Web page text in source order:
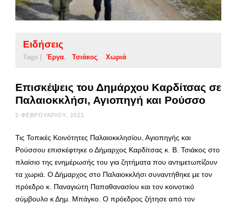
Ειδήσεις
Tags | Έργα Τσιάκος Χωριά
Επισκέψεις του Δημάρχου Καρδίτσας σε
Παλαιοκκλήσι, Αγιοπηγή και Ρούσσο
5 ΦΕΒΡΟΥΑΡΊΟΥ, 2021
Τις Τοπικές Κοινότητες Παλαιοκκλησίου, Αγιοπηγής και
Ρούσσου επισκέφτηκε ο Δήμαρχος Καρδίτσας κ. Β. Τσιάκος στο
πλαίσιο της ενημέρωσής του για ζητήματα που αντιμετωπίζουν
τα χωριά. Ο Δήμαρχος στο Παλαιοκκλήσι συναντήθηκε με τον
πρόεδρο κ. Παναγιώτη Παπαθανασίου και τον κοινοτικό
σύμβουλο κ Δημ. Μπάγκο. Ο πρόεδρος ζήτησε από τον